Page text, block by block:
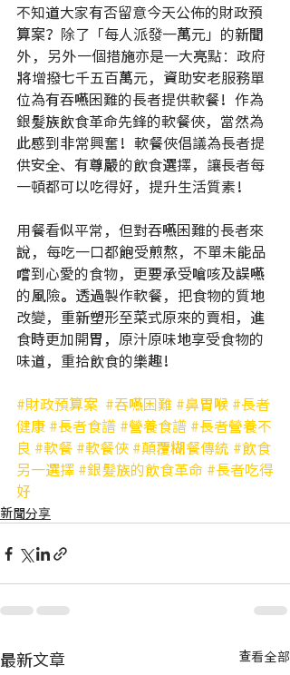
不知道大家有否留意今天公佈的財政預
算案？除了「每人派發一萬元」的新聞
外，另外一個措施亦是一大亮點：政府
將增撥七千五百萬元，資助安老服務單
位為有吞嚥困難的長者提供軟餐！作為
銀髮族飲食革命先鋒的軟餐俠，當然為
此感到非常興奮！軟餐俠倡議為長者提
供安全、有尊嚴的飲食選擇，讓長者每
一頓都可以吃得好，提升生活質素！
用餐看似平常，但對吞嚥困難的長者來
說，每吃一口都飽受煎熬，不單未能品
嚐到心愛的食物，更要承受嗆咳及誤嚥
的風險。透過製作軟餐，把食物的質地
改變，重新塑形至菜式原來的賣相，進
食時更加開胃，原汁原味地享受食物的
味道，重拾飲食的樂趣！
#財政預算案 #吞嚥困難 #鼻胃喉 #長者
健康 #長者食譜 #營養食譜 #長者營養不
良 #軟餐 #軟餐俠 #顛覆糊餐傳統 #飲食
另一選擇 #銀髮族的飲食革命 #長者吃得
好
新聞分享
最新文章 查看全部